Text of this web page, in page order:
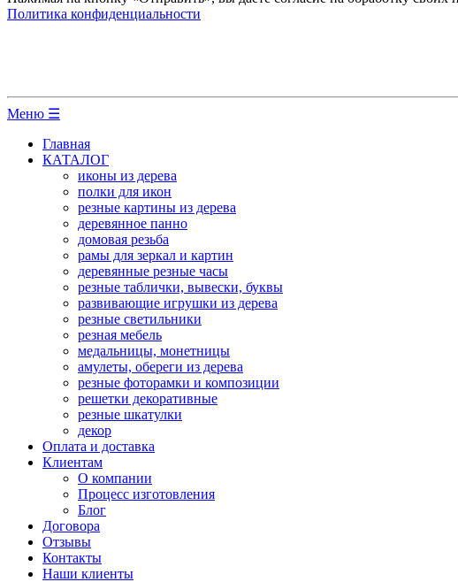
Политика конфиденциальности
Меню ☰
Главная
КАТАЛОГ
иконы из дерева
полки для икон
резные картины из дерева
деревянное панно
домовая резьба
рамы для зеркал и картин
деревянные резные часы
резные таблички, вывески, буквы
развивающие игрушки из дерева
резные светильники
резная мебель
медальницы, монетницы
амулеты, обереги из дерева
резные фоторамки и композиции
решетки декоративные
резные шкатулки
декор
Оплата и доставка
Клиентам
О компании
Процесс изготовления
Блог
Договора
Отзывы
Контакты
Наши клиенты